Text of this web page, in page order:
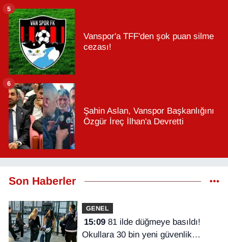
Vanspor'a TFF'den şok puan silme
cezası!
5
Şahin Aslan, Vanspor Başkanlığını
Özgür İreç İlhan'a Devretti
6
Son Haberler
GENEL
15:0981 ilde düğmeye basıldı!
Okullara 30 bin yeni güvenlik